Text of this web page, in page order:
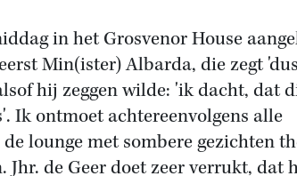
in het Grosvenor House
Min(ister) Albarda, die zegt
hij zeggen wilde: 'ik dacht, dat
Ik ontmoet achtereenvolgens alle
lounge met sombere gezichten
Jhr. de Geer doet zeer verrukt, dat